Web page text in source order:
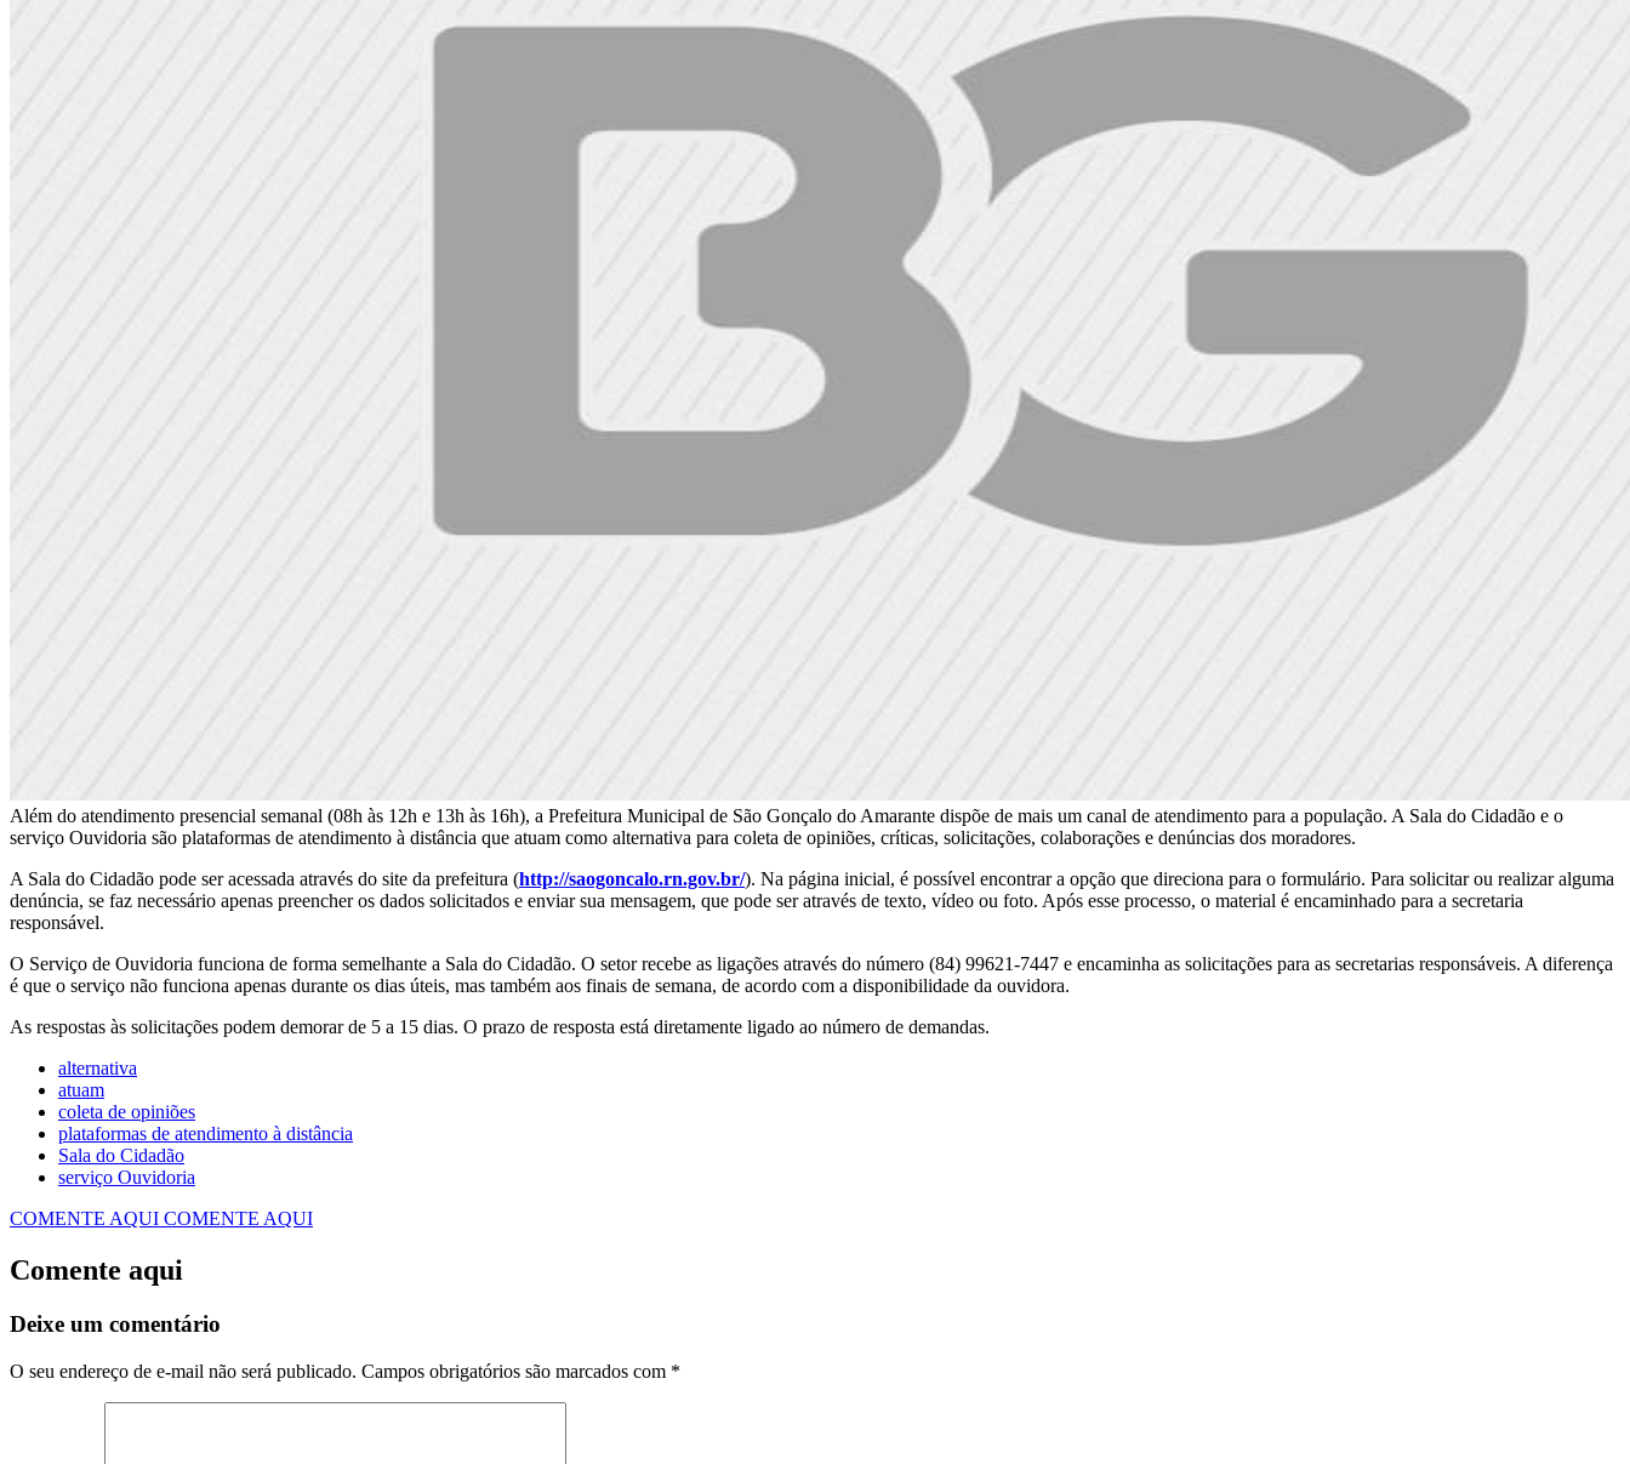
Além do atendimento presencial semanal (08h às 12h e 13h às 16h), a Prefeitura Municipal de São Gonçalo do Amarante dispõe de mais um canal de atendimento para a população. A Sala do Cidadão e o
serviço Ouvidoria são plataformas de atendimento à distância que atuam como alternativa para coleta de opiniões, críticas, solicitações, colaborações e denúncias dos moradores.
A Sala do Cidadão pode ser acessada através do site da prefeitura (http://saogoncalo.rn.gov.br/). Na página inicial, é possível encontrar a opção que direciona para o formulário. Para solicitar ou realizar alguma
denúncia, se faz necessário apenas preencher os dados solicitados e enviar sua mensagem, que pode ser através de texto, vídeo ou foto. Após esse processo, o material é encaminhado para a secretaria
responsável.
O Serviço de Ouvidoria funciona de forma semelhante a Sala do Cidadão. O setor recebe as ligações através do número (84) 99621-7447 e encaminha as solicitações para as secretarias responsáveis. A diferença
é que o serviço não funciona apenas durante os dias úteis, mas também aos finais de semana, de acordo com a disponibilidade da ouvidora.
As respostas às solicitações podem demorar de 5 a 15 dias. O prazo de resposta está diretamente ligado ao número de demandas.
alternativa
atuam
coleta de opiniões
plataformas de atendimento à distância
Sala do Cidadão
serviço Ouvidoria
COMENTE AQUI COMENTE AQUI
Comente aqui
Deixe um comentário
O seu endereço de e-mail não será publicado. Campos obrigatórios são marcados com *